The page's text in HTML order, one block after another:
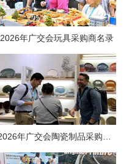
2026年广交会玩具采购商名录